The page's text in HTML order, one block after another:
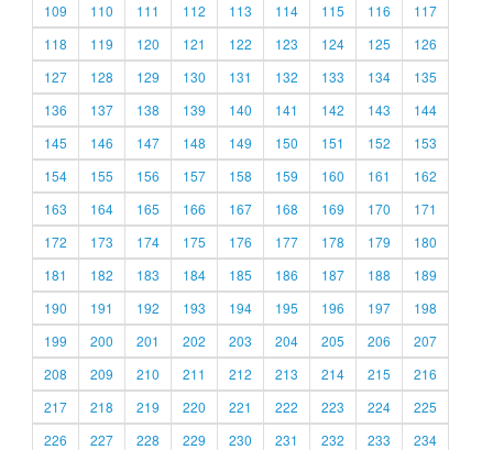
109
110 111 112 113 114 115 116
117
118
119 120 121 122 123 124 125
126
127
128 129 130 131 132 133 134
135
136
137 138 139 140 141 142 143
144
145
146 147 148 149 150 151 152
153
154
155 156 157 158 159 160 161
162
163
164 165 166 167 168 169 170
171
172
173 174 175 176 177 178 179
180
181
182 183 184 185 186 187 188
189
190
191 192 193 194 195 196 197
198
199
200 201 202 203 204 205 206
207
208
209 210 211 212 213 214 215
216
217
218 219 220 221 222 223 224
225
226
227 228 229 230 231 232 233
234